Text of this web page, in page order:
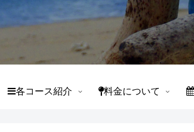
各コース紹介 料金について